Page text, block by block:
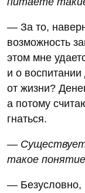
— За то,
возможность
этом мне
и о
от жизни?
а потому
гнаться.
— Существует
такое
— Безусловно,